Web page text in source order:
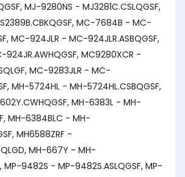
MJ-9280NS - MJ3281C.CSLQGSF,
MC-7684B - MC-
MC-924JLR - MC-924JLR.ASBQGSF,
MC9280XCR -
MC-9283JLR - MC-
MH-5724HL - MH-5724HL.CSBQGSF,
MH-6383L - MH-
MH-6384BLC - MH-
MH6588ZRF -
MH-667Y - MH-
MP-9482S - MP-9482S.ASLQGSF, MP-